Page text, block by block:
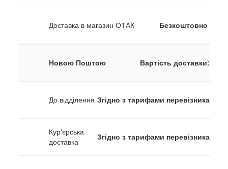
Доставка в магазин ОТАК Безкоштовно
Новою Поштою Вартість доставки:
До відділення Згідно з тарифами перевізника
Кур'єрська
доставка
Згідно з тарифами перевізника